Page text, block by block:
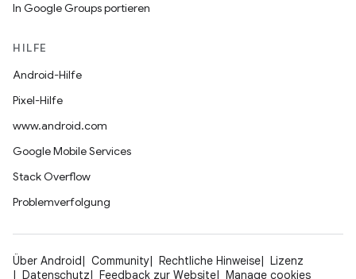
In Google Groups portieren
HILFE
Android-Hilfe
Pixel-Hilfe
www.android.com
Google Mobile Services
Stack Overflow
Problemverfolgung
Über Android Community Rechtliche Hinweise
Lizenz
Datenschutz
Feedback zur Website Manage cookies